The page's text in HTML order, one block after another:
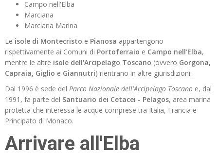
Campo nell'Elba
Marciana
Marciana Marina
Le isole di Montecristo e Pianosa appartengono
rispettivamente ai Comuni di Portoferraio e Campo nell'Elba,
mentre le altre isole dell'Arcipelago Toscano (ovvero Gorgona,
Capraia, Giglio e Giannutri) rientrano in altre giurisdizioni.
Dal 1996 è sede del Parco Nazionale dell'Arcipelago Toscano e, dal
1991, fa parte del Santuario dei Cetacei - Pelagos, area marina
protetta che interessa le acque comprese tra Italia, Francia e
Principato di Monaco.
Arrivare all'Elba